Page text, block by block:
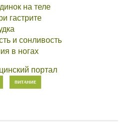
на теле
гастрите
и сонливость
в ногах
портал
ПИТАНИЕ